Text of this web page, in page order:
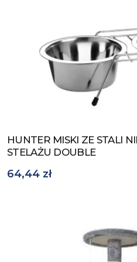
Zobacz produkt
HUNTER MISKI ZE STALI
STELAŻU DOUBLE
64,44 zł